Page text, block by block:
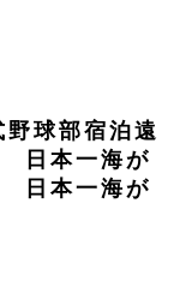
球部宿泊遠
本一海が
日本一海が